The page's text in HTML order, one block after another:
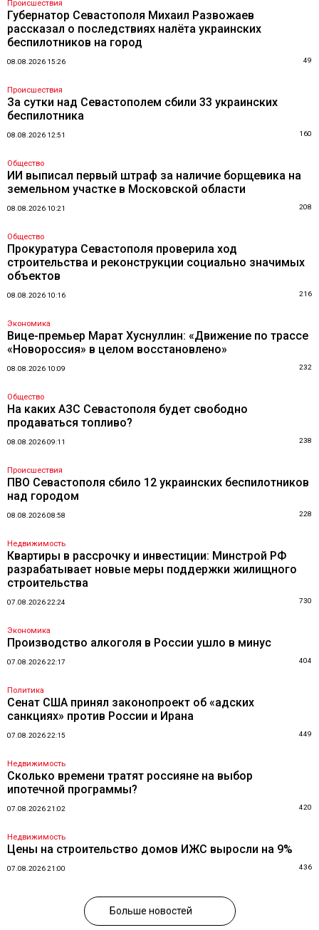
Происшествия
Губернатор Севастополя Михаил Развожаев
рассказал о последствиях налёта украинских
беспилотников на город
08.08.2026 15:26 49
Происшествия
За сутки над Севастополем сбили 33 украинских
беспилотника
08.08.2026 12:51 160
Общество
ИИ выписал первый штраф за наличие борщевика на
земельном участке в Московской области
08.08.2026 10:21 208
Общество
Прокуратура Севастополя проверила ход
строительства и реконструкции социально значимых
объектов
08.08.2026 10:16 216
Экономика
Вице-премьер Марат Хуснуллин: «Движение по трассе
«Новороссия» в целом восстановлено»
08.08.2026 10:09 232
Общество
На каких АЗС Севастополя будет свободно
продаваться топливо?
08.08.2026 09:11 238
Происшествия
ПВО Севастополя сбило 12 украинских беспилотников
над городом
08.08.2026 08:58 228
Недвижимость
Квартиры в рассрочку и инвестиции: Минстрой РФ
разрабатывает новые меры поддержки жилищного
строительства
07.08.2026 22:24 730
Экономика
Производство алкоголя в России ушло в минус
07.08.2026 22:17 404
Политика
Сенат США принял законопроект об «адских
санкциях» против России и Ирана
07.08.2026 22:15 449
Недвижимость
Сколько времени тратят россияне на выбор
ипотечной программы?
07.08.2026 21:02 420
Недвижимость
Цены на строительство домов ИЖС выросли на 9%
07.08.2026 21:00 436
Больше новостей